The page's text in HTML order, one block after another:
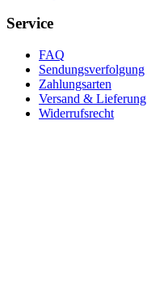
Service
FAQ
Sendungsverfolgung
Zahlungsarten
Versand & Lieferung
Widerrufsrecht